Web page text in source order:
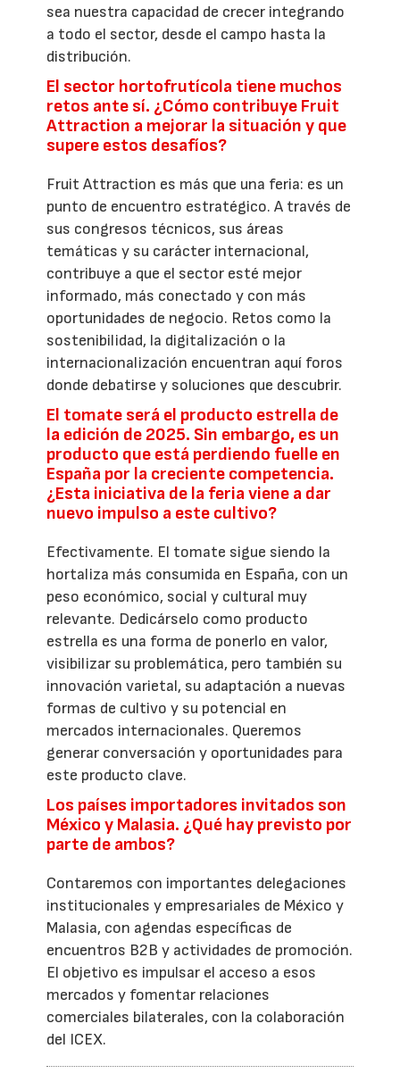
sea nuestra capacidad de crecer integrando
a todo el sector, desde el campo hasta la
distribución.
El sector hortofrutícola tiene muchos
retos ante sí. ¿Cómo contribuye Fruit
Attraction a mejorar la situación y que
supere estos desafíos?
Fruit Attraction es más que una feria: es un
punto de encuentro estratégico. A través de
sus congresos técnicos, sus áreas
temáticas y su carácter internacional,
contribuye a que el sector esté mejor
informado, más conectado y con más
oportunidades de negocio. Retos como la
sostenibilidad, la digitalización o la
internacionalización encuentran aquí foros
donde debatirse y soluciones que descubrir.
El tomate será el producto estrella de
la edición de 2025. Sin embargo, es un
producto que está perdiendo fuelle en
España por la creciente competencia.
¿Esta iniciativa de la feria viene a dar
nuevo impulso a este cultivo?
Efectivamente. El tomate sigue siendo la
hortaliza más consumida en España, con un
peso económico, social y cultural muy
relevante. Dedicárselo como producto
estrella es una forma de ponerlo en valor,
visibilizar su problemática, pero también su
innovación varietal, su adaptación a nuevas
formas de cultivo y su potencial en
mercados internacionales. Queremos
generar conversación y oportunidades para
este producto clave.
Los países importadores invitados son
México y Malasia. ¿Qué hay previsto por
parte de ambos?
Contaremos con importantes delegaciones
institucionales y empresariales de México y
Malasia, con agendas específicas de
encuentros B2B y actividades de promoción.
El objetivo es impulsar el acceso a esos
mercados y fomentar relaciones
comerciales bilaterales, con la colaboración
del ICEX.